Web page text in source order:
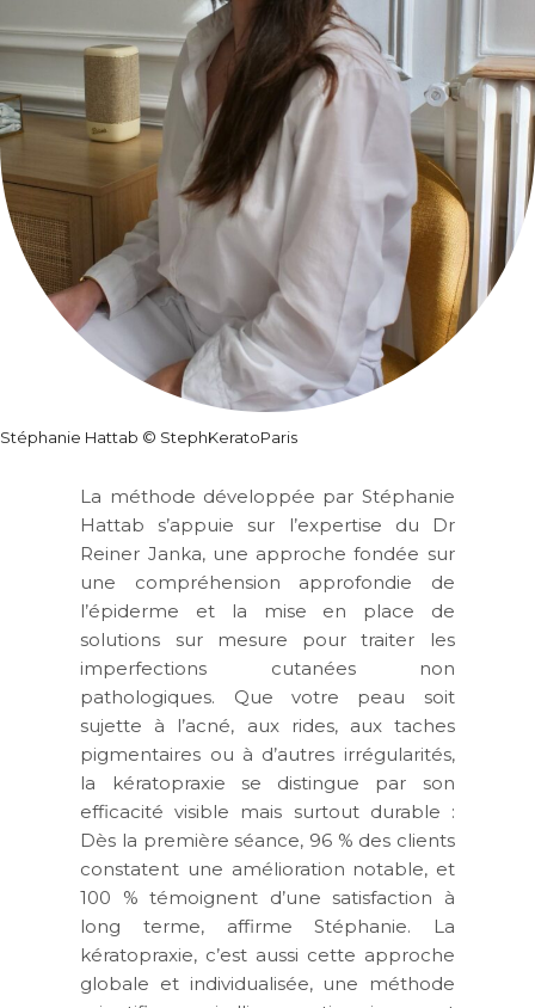
Stéphanie Hattab © StephKeratoParis
La méthode développée par Stéphanie
Hattab s’appuie sur l’expertise du Dr
Reiner Janka, une approche fondée sur
une compréhension approfondie de
l’épiderme et la mise en place de
solutions sur mesure pour traiter les
imperfections cutanées non
pathologiques. Que votre peau soit
sujette à l’acné, aux rides, aux taches
pigmentaires ou à d’autres irrégularités,
la kératopraxie se distingue par son
efficacité visible mais surtout durable :
Dès la première séance, 96 % des clients
constatent une amélioration notable, et
100 % témoignent d’une satisfaction à
long terme, affirme Stéphanie.
La
kératopraxie, c’est aussi cette approche
globale et individualisée, une méthode